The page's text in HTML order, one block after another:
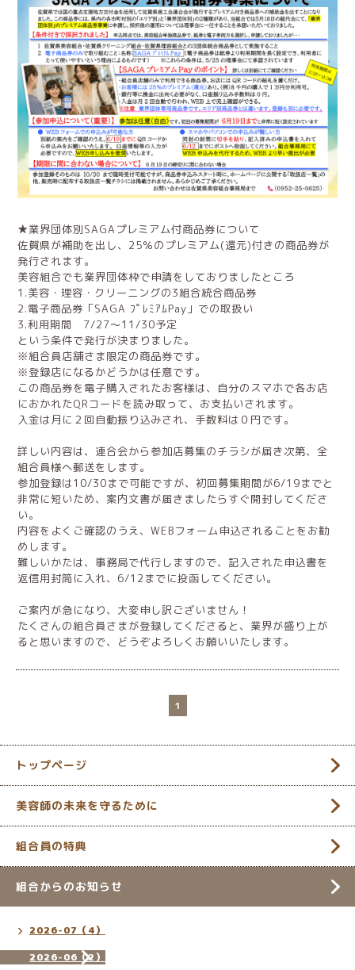
★業界団体別SAGAプレミアム付商品券について
佐賀県が補助を出し、25％のプレミアム(還元)付きの商品券が
発行されます。
美容組合でも業界団体枠で申請をしておりましたところ
1.美容・理容・クリーニングの3組合統合商品券
2.電子商品券「SAGA ﾌﾟﾚﾐｱﾑPay」での取扱い
3.利用期間 7/27〜11/30予定
という条件で発行が決まりました。
※組合員店舗さま限定の商品券です。
※登録店になるかどうかは任意です。
この商品券を電子購入されたお客様は、自分のスマホで各お店
におかれたQRコードを読み取って、お支払いされます。
入金は月に２回自動振り込みされ、手数料は０円です。
詳しい内容は、連合会から参加店募集のチラシが届き次第、全
組合員様へ郵送をします。
参加登録は10/30まで可能ですが、初回募集期間が6/19までと
非常に短いため、案内文書が届きましたらすぐ開封してくださ
い。
内容をよくご確認のうえ、WEBフォーム申込されることをお勧
めします。
難しいかたは、事務局で代行しますので、記入された申込書を
返信用封筒に入れ、6/12までに投函してください。
ご案内が急になり、大変申し訳ございません！
たくさんの組合員さまが登録してくださると、業界が盛り上が
ると思いますので、どうぞよろしくお願いいたします。
1
トップページ
美容師の未来を守るために
組合員の特典
組合からのお知らせ
2026-07（4）
2026-06（2）